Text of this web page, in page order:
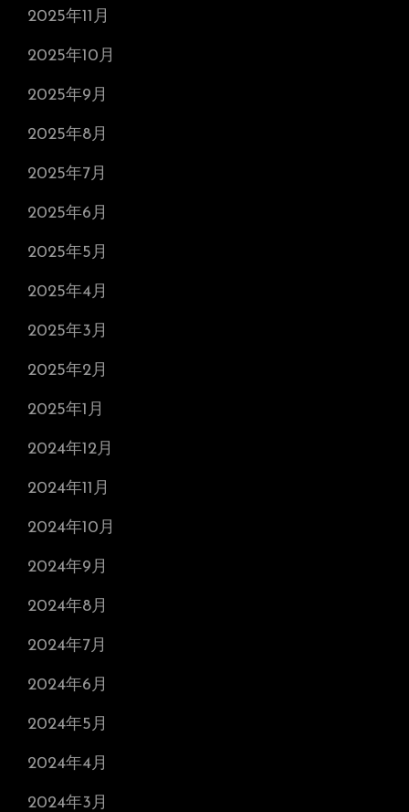
2025年11月
2025年10月
2025年9月
2025年8月
2025年7月
2025年6月
2025年5月
2025年4月
2025年3月
2025年2月
2025年1月
2024年12月
2024年11月
2024年10月
2024年9月
2024年8月
2024年7月
2024年6月
2024年5月
2024年4月
2024年3月